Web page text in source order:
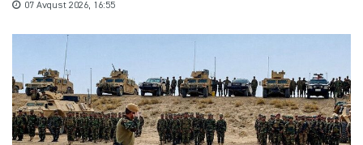
07 Avqust 2026, 16:55